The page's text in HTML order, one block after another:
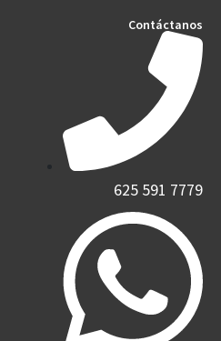
Contáctanos
625 591 7779​